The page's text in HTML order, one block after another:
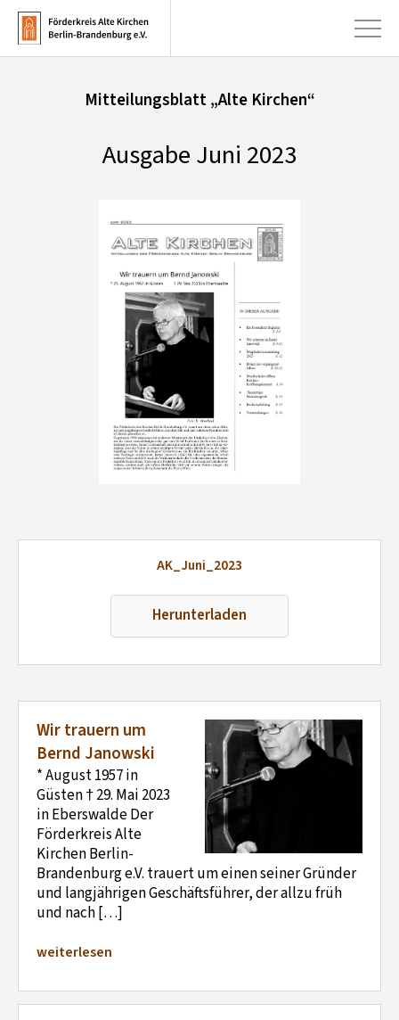
Infobrief abonnieren
Kontakt aufnehmen
Mitglied werden
Kunst & Kultur
Förderung & Spenden
Mitteilungsblatt „Alte Kirchen“
Ausgabe Juni 2023
AK_Juni_2023
Herunterladen
Wir trauern um
Bernd Janowski
* August 1957 in
Güsten † 29. Mai 2023
in Eberswalde Der
Förderkreis Alte
Kirchen Berlin-
Brandenburg e.V. trauert um einen seiner Gründer
und langjährigen Geschäftsführer, der allzu früh
und nach […]
weiterlesen